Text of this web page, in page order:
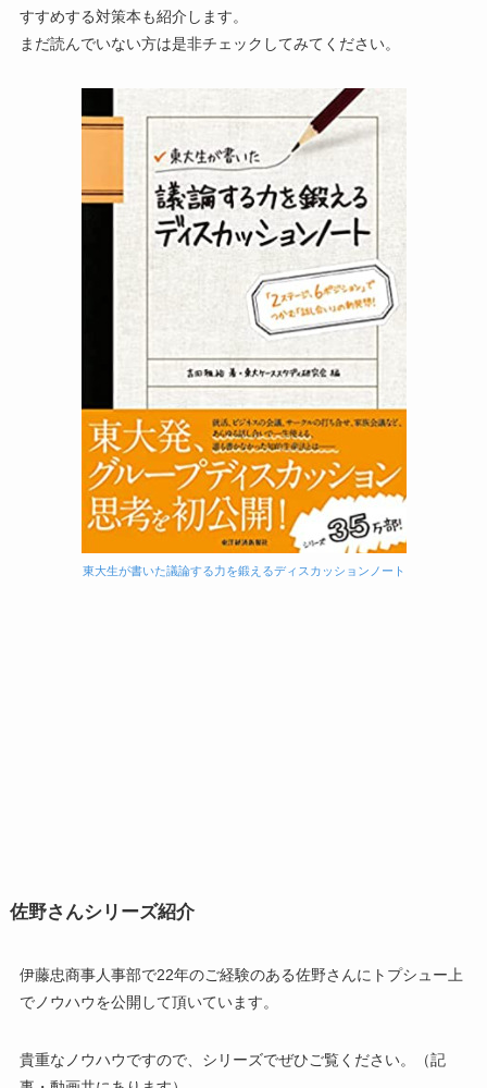
すすめする対策本も紹介します。
まだ読んでいない方は是非チェックしてみてください。
東大生が書いた議論する力を鍛えるディスカッションノート
佐野さんシリーズ紹介
伊藤忠商事人事部で22年のご経験のある佐野さんにトプシュー上
でノウハウを公開して頂いています。
貴重なノウハウですので、シリーズでぜひご覧ください。（記